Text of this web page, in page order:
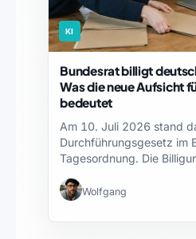
KI
Bundesrat billigt
Was die neue Aufsicht
bedeutet
Am 10. Juli 2026 stand
Durchführungsgesetz im
Tagesordnung. Die
Wolfgang